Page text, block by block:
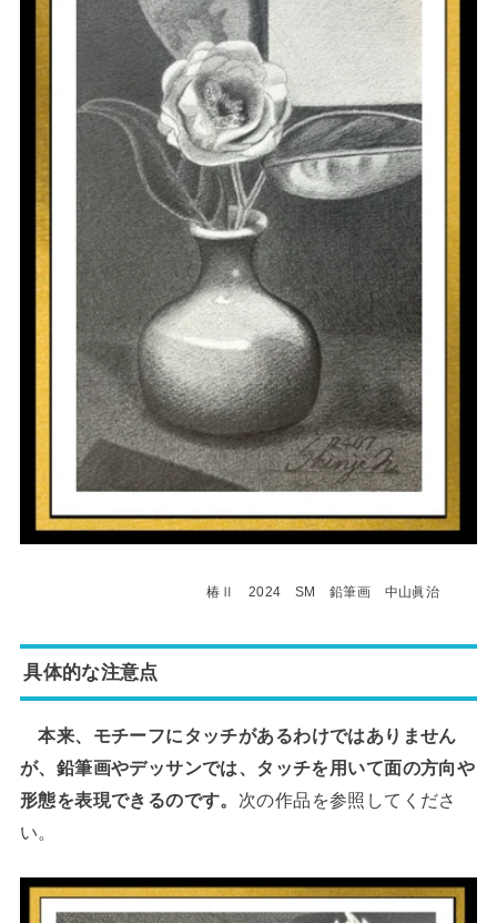
椿Ⅱ 2024 SM 鉛筆画 中山眞治
具体的な注意点
本来、モチーフにタッチがあるわけではありません
が、鉛筆画やデッサンでは、タッチを用いて面の方向や
形態を表現できるのです。 次の作品を参照してくださ
い。